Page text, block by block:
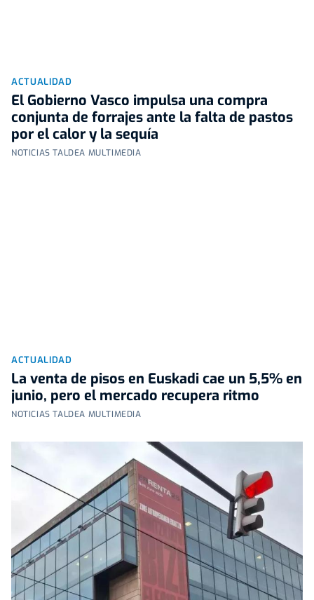
ACTUALIDAD
El Gobierno Vasco impulsa una compra
conjunta de forrajes ante la falta de pastos
por el calor y la sequía
NOTICIAS TALDEA MULTIMEDIA
ACTUALIDAD
La venta de pisos en Euskadi cae un 5,5% en
junio, pero el mercado recupera ritmo
NOTICIAS TALDEA MULTIMEDIA